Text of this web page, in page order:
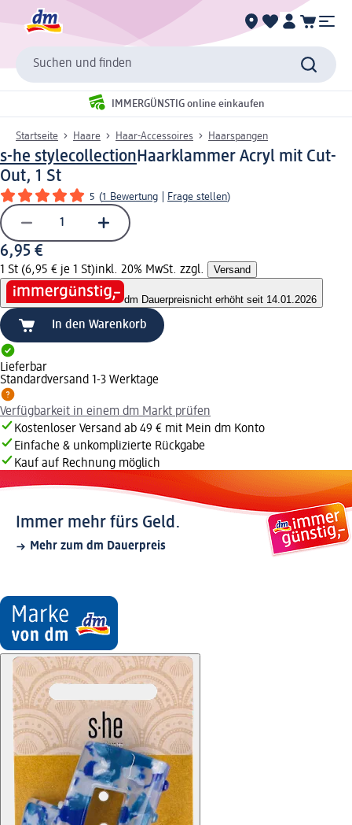
Suchen und finden
IMMERGÜNSTIG online einkaufen
Startseite Haare Haar-Accessoires Haarspangen
s-he stylecollection Haarklammer Acryl mit Cut-
Out, 1 St
5 (1 Bewertung Frage stellen)
6,95 €
1 St (6,95 € je 1 St)inkl. 20% MwSt. zzgl. Versand
dm Dauerpreisnicht erhöht seit 14.01.2026
In den Warenkorb
Lieferbar
Standardversand 1-3 Werktage
Verfügbarkeit in einem dm Markt prüfen
Kostenloser Versand ab 49 € mit Mein dm Konto
Einfache & unkomplizierte Rückgabe
Kauf auf Rechnung möglich
Immer mehr fürs Geld.
Mehr zum dm Dauerpreis